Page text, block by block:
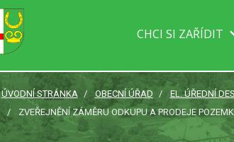
CHCI SI ZAŘÍDIT
ÚVODNÍ STRÁNKA OBECNÍ ÚŘAD EL. ÚŘEDNÍ
ZVEŘEJNĚNÍ ZÁMĚRU ODKUPU A PRODEJE